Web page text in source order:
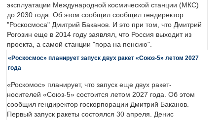
эксплуатации Международной космической станции (МКС)
до 2030 года. Об этом сообщил сообщил гендиректор
"Роскосмоса" Дмитрий Баканов. И это при том, что Дмитрий
Рогозин еще в 2014 году заявлял, что Россия выходит из
проекта, а самой станции "пора на пенсию".
«Роскосмос» планирует запуск двух ракет «Союз-5» летом 2027
года
«Роскомос» планирует, что запуск еще двух ракет-
носителей «Союз-5» состоится летом 2027 года. Об этом
сообщил гендиректор госкорпорации Дмитрий Баканов.
Первый запуск ракеты состоялся 30 апреля. Денис